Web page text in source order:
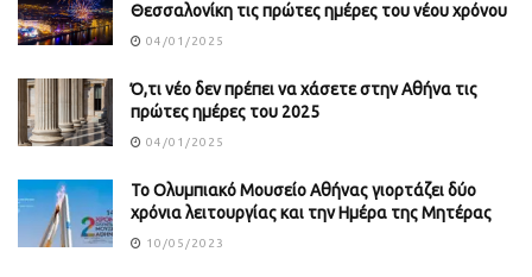
Θεσσαλονίκη τις πρώτες ημέρες του νέου χρόνου
04/01/2025
Ό,τι νέο δεν πρέπει να χάσετε στην Αθήνα τις
πρώτες ημέρες του 2025
04/01/2025
Το Ολυμπιακό Μουσείο Αθήνας γιορτάζει δύο
χρόνια λειτουργίας και την Ημέρα της Μητέρας
10/05/2023